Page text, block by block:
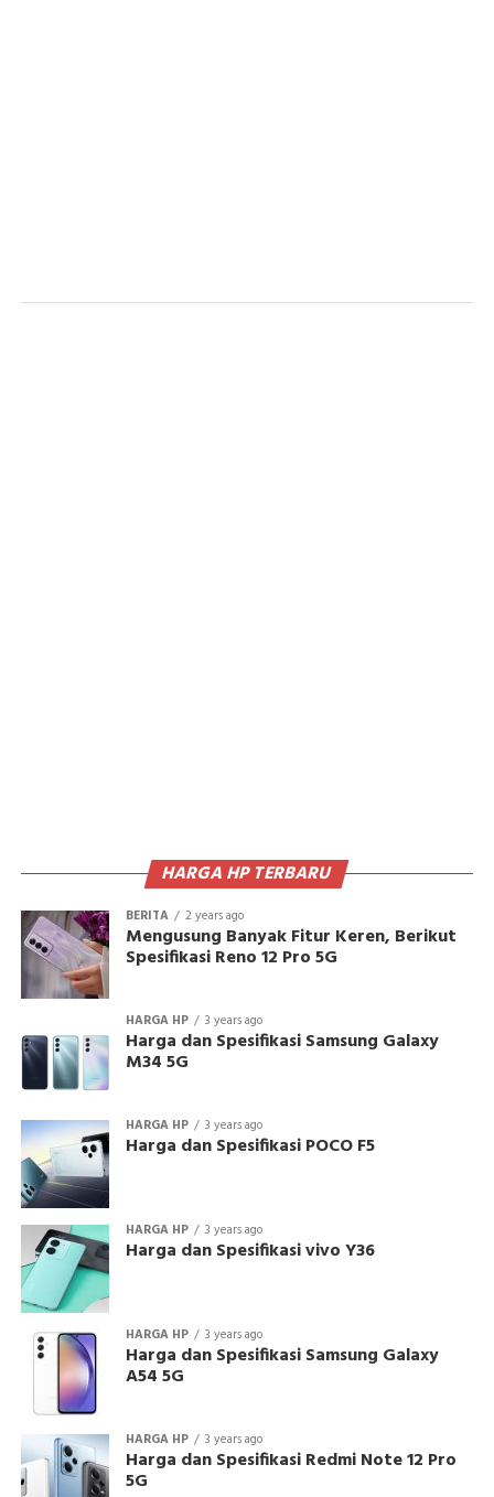
HARGA HP TERBARU
BERITA 2 years ago
Mengusung Banyak Fitur Keren, Berikut
Spesifikasi Reno 12 Pro 5G
HARGA HP 3 years ago
Harga dan Spesifikasi Samsung Galaxy
M34 5G
HARGA HP 3 years ago
Harga dan Spesifikasi POCO F5
HARGA HP 3 years ago
Harga dan Spesifikasi vivo Y36
HARGA HP 3 years ago
Harga dan Spesifikasi Samsung Galaxy
A54 5G
HARGA HP 3 years ago
Harga dan Spesifikasi Redmi Note 12 Pro
5G